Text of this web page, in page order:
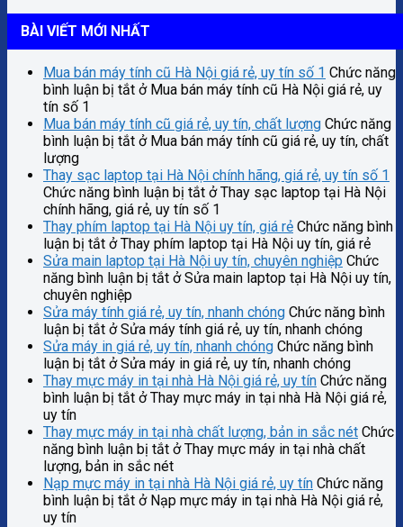
BÀI VIẾT MỚI NHẤT
Mua bán máy tính cũ Hà Nội giá rẻ, uy tín số 1 Chức năng
bình luận bị tắt ở Mua bán máy tính cũ Hà Nội giá rẻ, uy
tín số 1
Mua bán máy tính cũ giá rẻ, uy tín, chất lượng Chức năng
bình luận bị tắt ở Mua bán máy tính cũ giá rẻ, uy tín, chất
lượng
Thay sạc laptop tại Hà Nội chính hãng, giá rẻ, uy tín số 1
Chức năng bình luận bị tắt ở Thay sạc laptop tại Hà Nội
chính hãng, giá rẻ, uy tín số 1
Thay phím laptop tại Hà Nội uy tín, giá rẻ Chức năng bình
luận bị tắt ở Thay phím laptop tại Hà Nội uy tín, giá rẻ
Sửa main laptop tại Hà Nội uy tín, chuyên nghiệp Chức
năng bình luận bị tắt ở Sửa main laptop tại Hà Nội uy tín,
chuyên nghiệp
Sửa máy tính giá rẻ, uy tín, nhanh chóng Chức năng bình
luận bị tắt ở Sửa máy tính giá rẻ, uy tín, nhanh chóng
Sửa máy in giá rẻ, uy tín, nhanh chóng Chức năng bình
luận bị tắt ở Sửa máy in giá rẻ, uy tín, nhanh chóng
Thay mực máy in tại nhà Hà Nội giá rẻ, uy tín Chức năng
bình luận bị tắt ở Thay mực máy in tại nhà Hà Nội giá rẻ,
uy tín
Thay mực máy in tại nhà chất lượng, bản in sắc nét Chức
năng bình luận bị tắt ở Thay mực máy in tại nhà chất
lượng, bản in sắc nét
Nạp mực máy in tại nhà Hà Nội giá rẻ, uy tín Chức năng
bình luận bị tắt ở Nạp mực máy in tại nhà Hà Nội giá rẻ,
uy tín